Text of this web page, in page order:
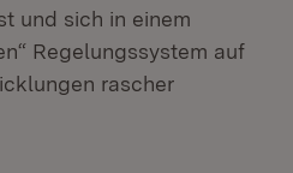
und sich in einem
Regelungssystem auf
rascher